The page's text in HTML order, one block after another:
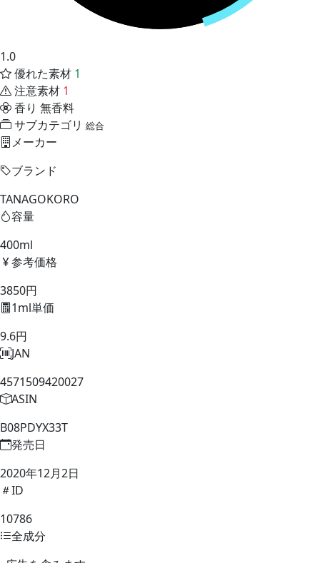
1.0
優れた素材 1
注意素材 1
香り 無香料
サブカテゴリ 総合
メーカー
ブランド
TANAGOKORO
容量
400ml
参考価格
3850円
1ml単価
9.6円
JAN
4571509420027
ASIN
B08PDYX33T
発売日
2020年12月2日
ID
10786
全成分